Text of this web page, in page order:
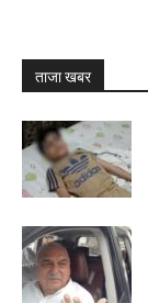
ताजा खबर